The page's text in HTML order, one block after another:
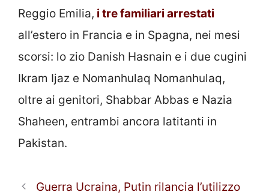
Reggio Emilia, i tre familiari arrestati
all’estero in Francia e in Spagna, nei mesi
scorsi: lo zio Danish Hasnain e i due cugini
Ikram Ijaz e Nomanhulaq Nomanhulaq,
oltre ai genitori, Shabbar Abbas e Nazia
Shaheen, entrambi ancora latitanti in
Pakistan.
Guerra Ucraina, Putin rilancia l’utilizzo